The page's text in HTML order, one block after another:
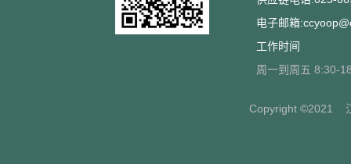
电子邮箱
工作时间
周一到周五 8:30-
Copyright ©2021